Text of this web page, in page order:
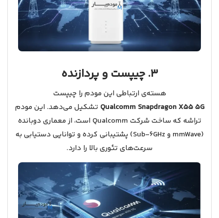
3. چیپست و پردازنده
هسته‌ی ارتباطی این مودم را چیپست
Qualcomm Snapdragon X55 5G تشکیل می‌دهد. این مودم
تراشه که ساخت شرکت Qualcomm است، از معماری دوبانده
(mmWave و Sub‑6GHz) پشتیبانی کرده و توانایی دستیابی به
سرعت‌های تئوری بالا را دارد.